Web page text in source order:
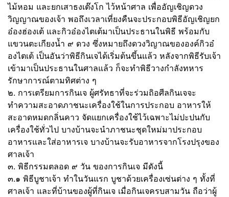
ไม้หอม และยกเสาธงเต๊งโก ไว้หน้าศาล เพื่ออัญเชิญดวง
วิญญาณของเจ้า พอถึงเวลาเที่ยงคืนจะประกอบพิธีอัญเชิญยก
อ๋องฮ่องเต้ และกิวอ๋องไตเต้มาเป็นประธานในพิธี พร้อมกับ
แขวนตะเกียงน้ำ ๙ ดวง ซึ่งหมายถึงดวงวิญาณขององค์กิวอ๋
องไตเต้ เป็นอันว่าพิธีกินเจได้เริ่มต้นขึ้นแล้ว หลังจากพิธีรับเจ้า
เข้ามาเป็นประธานในศาลแล้ว ก็จะทำพิธีวางกำลังทหาร
รักษาการณ์ตามทิศต่าง ๆ
๒. การเตรียมการกินเจ ผู้ศรัทธาที่จะร่วมถิอศีลกินเจจะ
ทำความสะอาดภาชนะเครื่องใช้ในการประกอบ อาหารให้
สะอาดหมดกลิ่นคาว จัดแยกเครื่องใช้ไว้เฉพาะไม่ปะปนกับ
เครื่องใช้ทั่วไป บางบ้านจะนำภาชนะชุดใหม่มาประกอบ
อาหารและใส่อาหารเจ บางบ้านจะรับอาหารจากโรงปรุงของ
ศาลเจ้า
๓. พิธีกรรมตลอด ๙ วัน ของการกินเจ มีดังนี้
๓.๑ พิธีบูชาเจ้า ทำในวันแรก บูชาด้วยเครื่องเซ่นต่าง ๆ ทั้งที่
ศาลเจ้า และที่บ้านของผู้ที่กินเจ เมื่อกินเจครบสามวัน ถือว่าผู้